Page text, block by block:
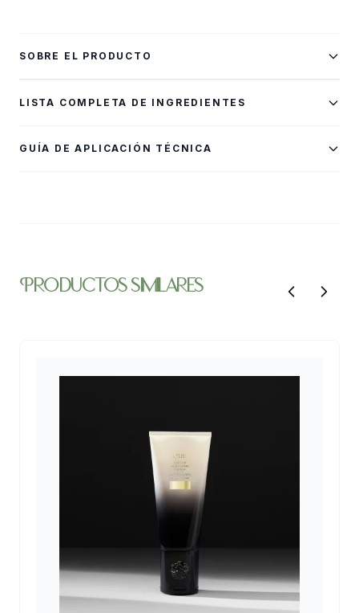
SOBRE EL PRODUCTO
difícil sea manejable.
LISTA COMPLETA DE INGREDIENTES
GUÍA DE APLICACIÓN TÉCNICA
productos similares